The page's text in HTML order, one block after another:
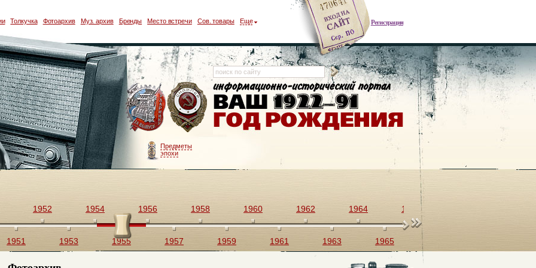
Регистрация
Толкучка Фотоархив Муз. архив Бренды Место встречи Сов. товары Еще
Предметы
эпохи
1951
1952
1953
1954
1955
1956
1957
1958
1959
1960
1961
1962
1963
1964
1965
1966